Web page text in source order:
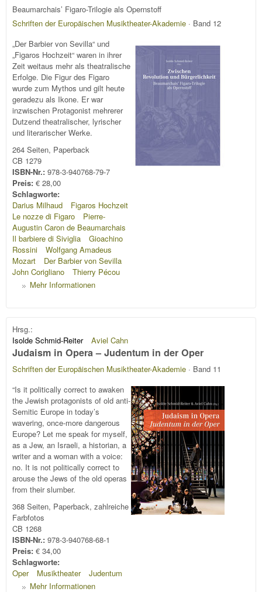
Beaumarchais’ Figaro-Trilogie als Opernstoff
Schriften der Europäischen Musiktheater-Akademie · Band 12
„Der Barbier von Sevilla“ und
„Figaros Hochzeit“ waren in ihrer
Zeit weitaus mehr als theatralische
Erfolge. Die Figur des Figaro
wurde zum Mythos und gilt heute
geradezu als Ikone. Er war
inzwischen Protagonist mehrerer
Dutzend theatralischer, lyrischer
und literarischer Werke.
264 Seiten, Paperback
CB 1279
ISBN-Nr.: 978-3-940768-79-7
Preis: € 28,00
Schlagworte:
Darius Milhaud
Figaros Hochzeit
Le nozze di Figaro
Pierre-
Augustin Caron de Beaumarchais
Il barbiere di Siviglia
Gioachino
Rossini
Wolfgang Amadeus
Mozart
Der Barbier von Sevilla
John Corigliano
Thierry Pécou
Mehr Informationen
Hrsg.:
Isolde Schmid-Reiter
Aviel Cahn
Judaism in Opera – Judentum in der Oper
Schriften der Europäischen Musiktheater-Akademie · Band 11
“Is it politically correct to awaken
the Jewish protagonists of old anti-
Semitic Europe in today’s
wavering, once-more dangerous
Europe? Let me speak for myself,
as a Jew, an Israeli, a historian, a
writer and a woman with a voice:
no. It is not politically correct to
arouse the Jews of the old operas
from their slumber.
368 Seiten, Paperback, zahlreiche
Farbfotos
CB 1268
ISBN-Nr.: 978-3-940768-68-1
Preis: € 34,00
Schlagworte:
Oper
Musiktheater
Judentum
Mehr Informationen